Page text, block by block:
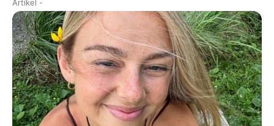
Artikel -